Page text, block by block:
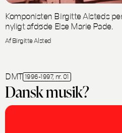
Komponisten Birgitte Alsteds
nyligt afdøde Else Marie Pade.
Af Birgitte Alsted
DMT 1996-1997, nr. 01
Dansk musik?